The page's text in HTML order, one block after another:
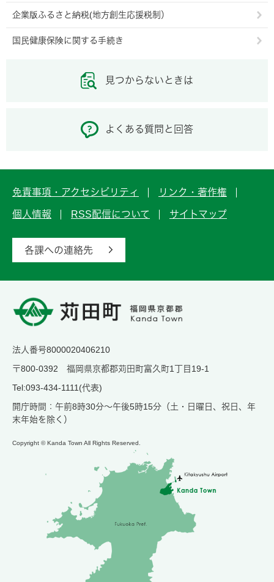
企業版ふるさと納税(地方創生応援税制）
国民健康保険に関する手続き
見つからないときは
よくある質問と回答
免責事項・アクセシビリティ リンク・著作権
個人情報 RSS配信について サイトマップ
各課への連絡先
法人番号8000020406210
〒800-0392 福岡県京都郡苅田町富久町1丁目19-1
Tel:093-434-1111(代表)
開庁時間：午前8時30分～午後5時15分（土・日曜日、祝日、年
末年始を除く）
Copyright © Kanda Town All Rights Reserved.